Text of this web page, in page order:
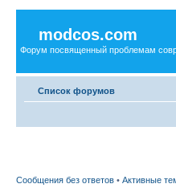
modcos.com
Форум посвященный проблемам
Список форумов
Сообщения без ответов • Активные